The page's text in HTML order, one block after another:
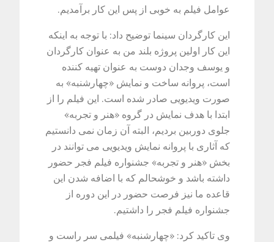
عوامل فیلم به خوبی از پس این کار برآمدیم.
این کارگردان سینما توضیح داد: با توجه به اینکه
این کار اولین پروژه بلند من به عنوان کارگردان
و یوسف وجدان دوست به عنوان تهیه کننده
است، پروانه ساخت و نمایش «چهارشنبه» به
صورت ویدیویی صادر شده است. این فیلم را از
ابتدا با هدف نمایش در گروه «هنر و تجربه»
جلوی دوربین بردیم، البته آن زمان نمی دانستیم
که آثاری با پروانه نمایش ویدیویی می توانند در
بخش «هنر و تجربه» جشنواره فیلم فجر حضور
داشته باشد و خوشحالم که با اضافه شدن این
قاعده ما نیز فرصت حضور در این دوره از
جشنواره فیلم فجر را داشتیم.
وی تاکید کرد: «چهارشنبه» فیلمی سر راست و